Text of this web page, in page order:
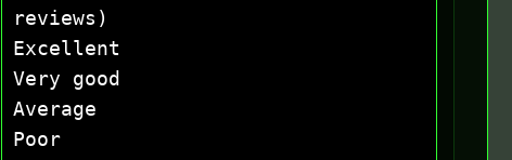
reviews)
Excellent
Very good
Average
Poor